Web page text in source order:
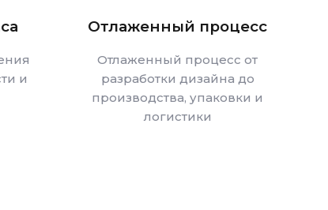
и
Отлаженный процесс
Отлаженный процесс от
разработки дизайна до
производства, упаковки и
логистики